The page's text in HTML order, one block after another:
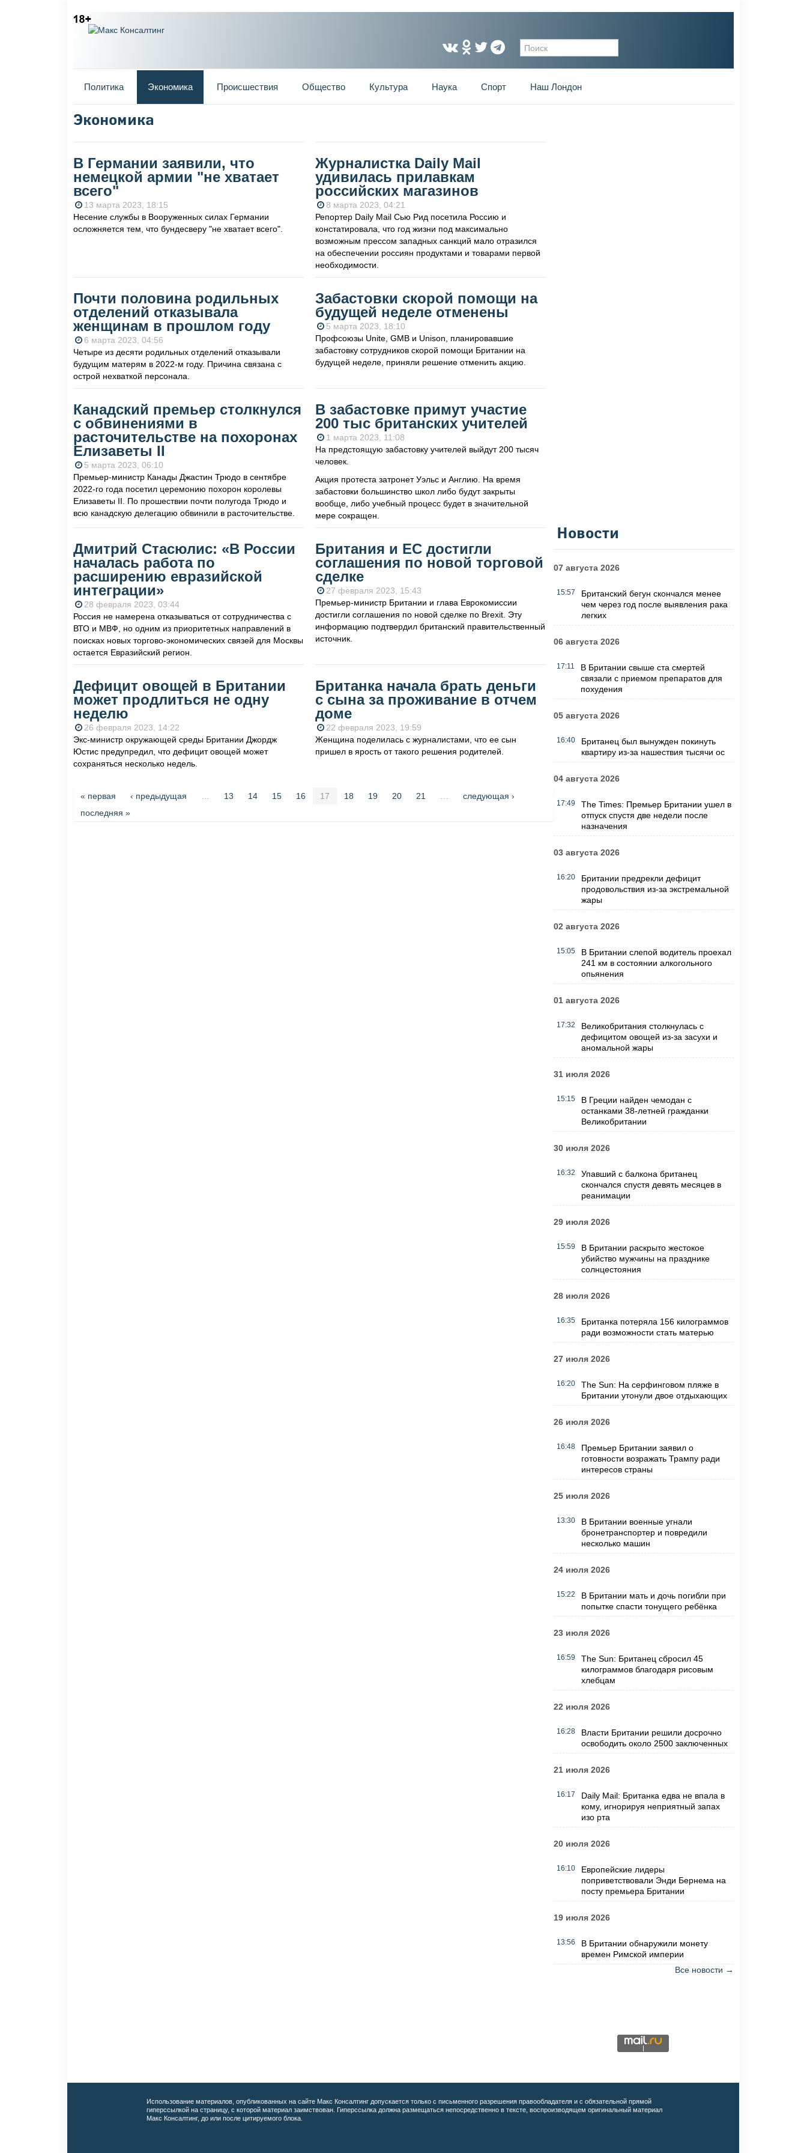
Форма поиска
Главное меню
Политика Экономика Происшествия Общество Культура Наука Спорт Наш Лондон
Вы здесь
Экономика
В Германии заявили, что
немецкой армии "не хватает
всего"
13 марта 2023, 18:15
Несение службы в Вооруженных силах Германии
осложняется тем, что бундесверу "не хватает всего".
Журналистка Daily Mail
удивилась прилавкам
российских магазинов
8 марта 2023, 04:21
Репортер Daily Mail Сью Рид посетила Россию и
констатировала, что год жизни под максимально
возможным прессом западных санкций мало отразился
на обеспечении россиян продуктами и товарами первой
необходимости.
Почти половина родильных
отделений отказывала
женщинам в прошлом году
6 марта 2023, 04:56
Четыре из десяти родильных отделений отказывали
будущим матерям в 2022-м году. Причина связана с
острой нехваткой персонала.
Забастовки скорой помощи на
будущей неделе отменены
5 марта 2023, 18:10
Профсоюзы Unite, GMB и Unison, планировавшие
забастовку сотрудников скорой помощи Британии на
будущей неделе, приняли решение отменить акцию.
Канадский премьер столкнулся
с обвинениями в
расточительстве на похоронах
Елизаветы II
5 марта 2023, 06:10
Премьер-министр Канады Джастин Трюдо в сентябре
2022-го года посетил церемонию похорон королевы
Елизаветы II. По прошествии почти полугода Трюдо и
всю канадскую делегацию обвинили в расточительстве.
В забастовке примут участие
200 тыс британских учителей
1 марта 2023, 11:08
На предстоящую забастовку учителей выйдут 200 тысяч
человек.
Акция протеста затронет Уэльс и Англию. На время
забастовки большинство школ либо будут закрыты
вообще, либо учебный процесс будет в значительной
мере сокращен.
Дмитрий Стасюлис: «В России
началась работа по
расширению евразийской
интеграции»
28 февраля 2023, 03:44
Россия не намерена отказываться от сотрудничества с
ВТО и МВФ, но одним из приоритетных направлений в
поисках новых торгово-экономических связей для Москвы
остается Евразийский регион.
Британия и ЕС достигли
соглашения по новой торговой
сделке
27 февраля 2023, 15:43
Премьер-министр Британии и глава Еврокомиссии
достигли соглашения по новой сделке по Brexit. Эту
информацию подтвердил британский правительственный
источник.
Дефицит овощей в Британии
может продлиться не одну
неделю
26 февраля 2023, 14:22
Экс-министр окружающей среды Британии Джордж
Юстис предупредил, что дефицит овощей может
сохраняться несколько недель.
Британка начала брать деньги
с сына за проживание в отчем
доме
22 февраля 2023, 19:59
Женщина поделилась с журналистами, что ее сын
пришел в ярость от такого решения родителей.
Страницы
« первая ‹ предыдущая 13 14 15 16 17 18 19 20 21
следующая ›
последняя »
Новости
07 августа 2026
15:57
Британский бегун скончался менее
чем через год после выявления рака
легких
06 августа 2026
17:11
В Британии свыше ста смертей
связали с приемом препаратов для
похудения
05 августа 2026
16:40
Британец был вынужден покинуть
квартиру из-за нашествия тысячи ос
04 августа 2026
17:49
The Times: Премьер Британии ушел в
отпуск спустя две недели после
назначения
03 августа 2026
16:20
Британии предрекли дефицит
продовольствия из-за экстремальной
жары
02 августа 2026
15:05
В Британии слепой водитель проехал
241 км в состоянии алкогольного
опьянения
01 августа 2026
17:32
Великобритания столкнулась с
дефицитом овощей из-за засухи и
аномальной жары
31 июля 2026
15:15
В Греции найден чемодан с
останками 38-летней гражданки
Великобритании
30 июля 2026
16:32
Упавший с балкона британец
скончался спустя девять месяцев в
реанимации
29 июля 2026
15:59
В Британии раскрыто жестокое
убийство мужчины на празднике
солнцестояния
28 июля 2026
16:35
Британка потеряла 156 килограммов
ради возможности стать матерью
27 июля 2026
16:20
The Sun: На серфинговом пляже в
Британии утонули двое отдыхающих
26 июля 2026
16:48
Премьер Британии заявил о
готовности возражать Трампу ради
интересов страны
25 июля 2026
13:30
В Британии военные угнали
бронетранспортер и повредили
несколько машин
24 июля 2026
15:22
В Британии мать и дочь погибли при
попытке спасти тонущего ребёнка
23 июля 2026
16:59
The Sun: Британец сбросил 45
килограммов благодаря рисовым
хлебцам
22 июля 2026
16:28
Власти Британии решили досрочно
освободить около 2500 заключенных
21 июля 2026
16:17
Daily Mail: Британка едва не впала в
кому, игнорируя неприятный запах
изо рта
20 июля 2026
16:10
Европейские лидеры
поприветствовали Энди Бернема на
посту премьера Британии
19 июля 2026
13:56
В Британии обнаружили монету
времен Римской империи
Все новости →
Использование материалов, опубликованных на сайте Макс Консалтинг допускается только с письменного разрешения правообладателя и с обязательной прямой
гиперссылкой на страницу, с которой материал заимствован. Гиперссылка должна размещаться непосредственно в тексте, воспроизводящем оригинальный материал
Макс Консалтинг, до или после цитируемого блока.